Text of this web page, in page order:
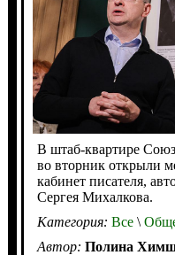
В штаб-квартире
во вторник открыли
кабинет писателя,
Сергея Михалкова.
Категория: Все\
Автор: Полина